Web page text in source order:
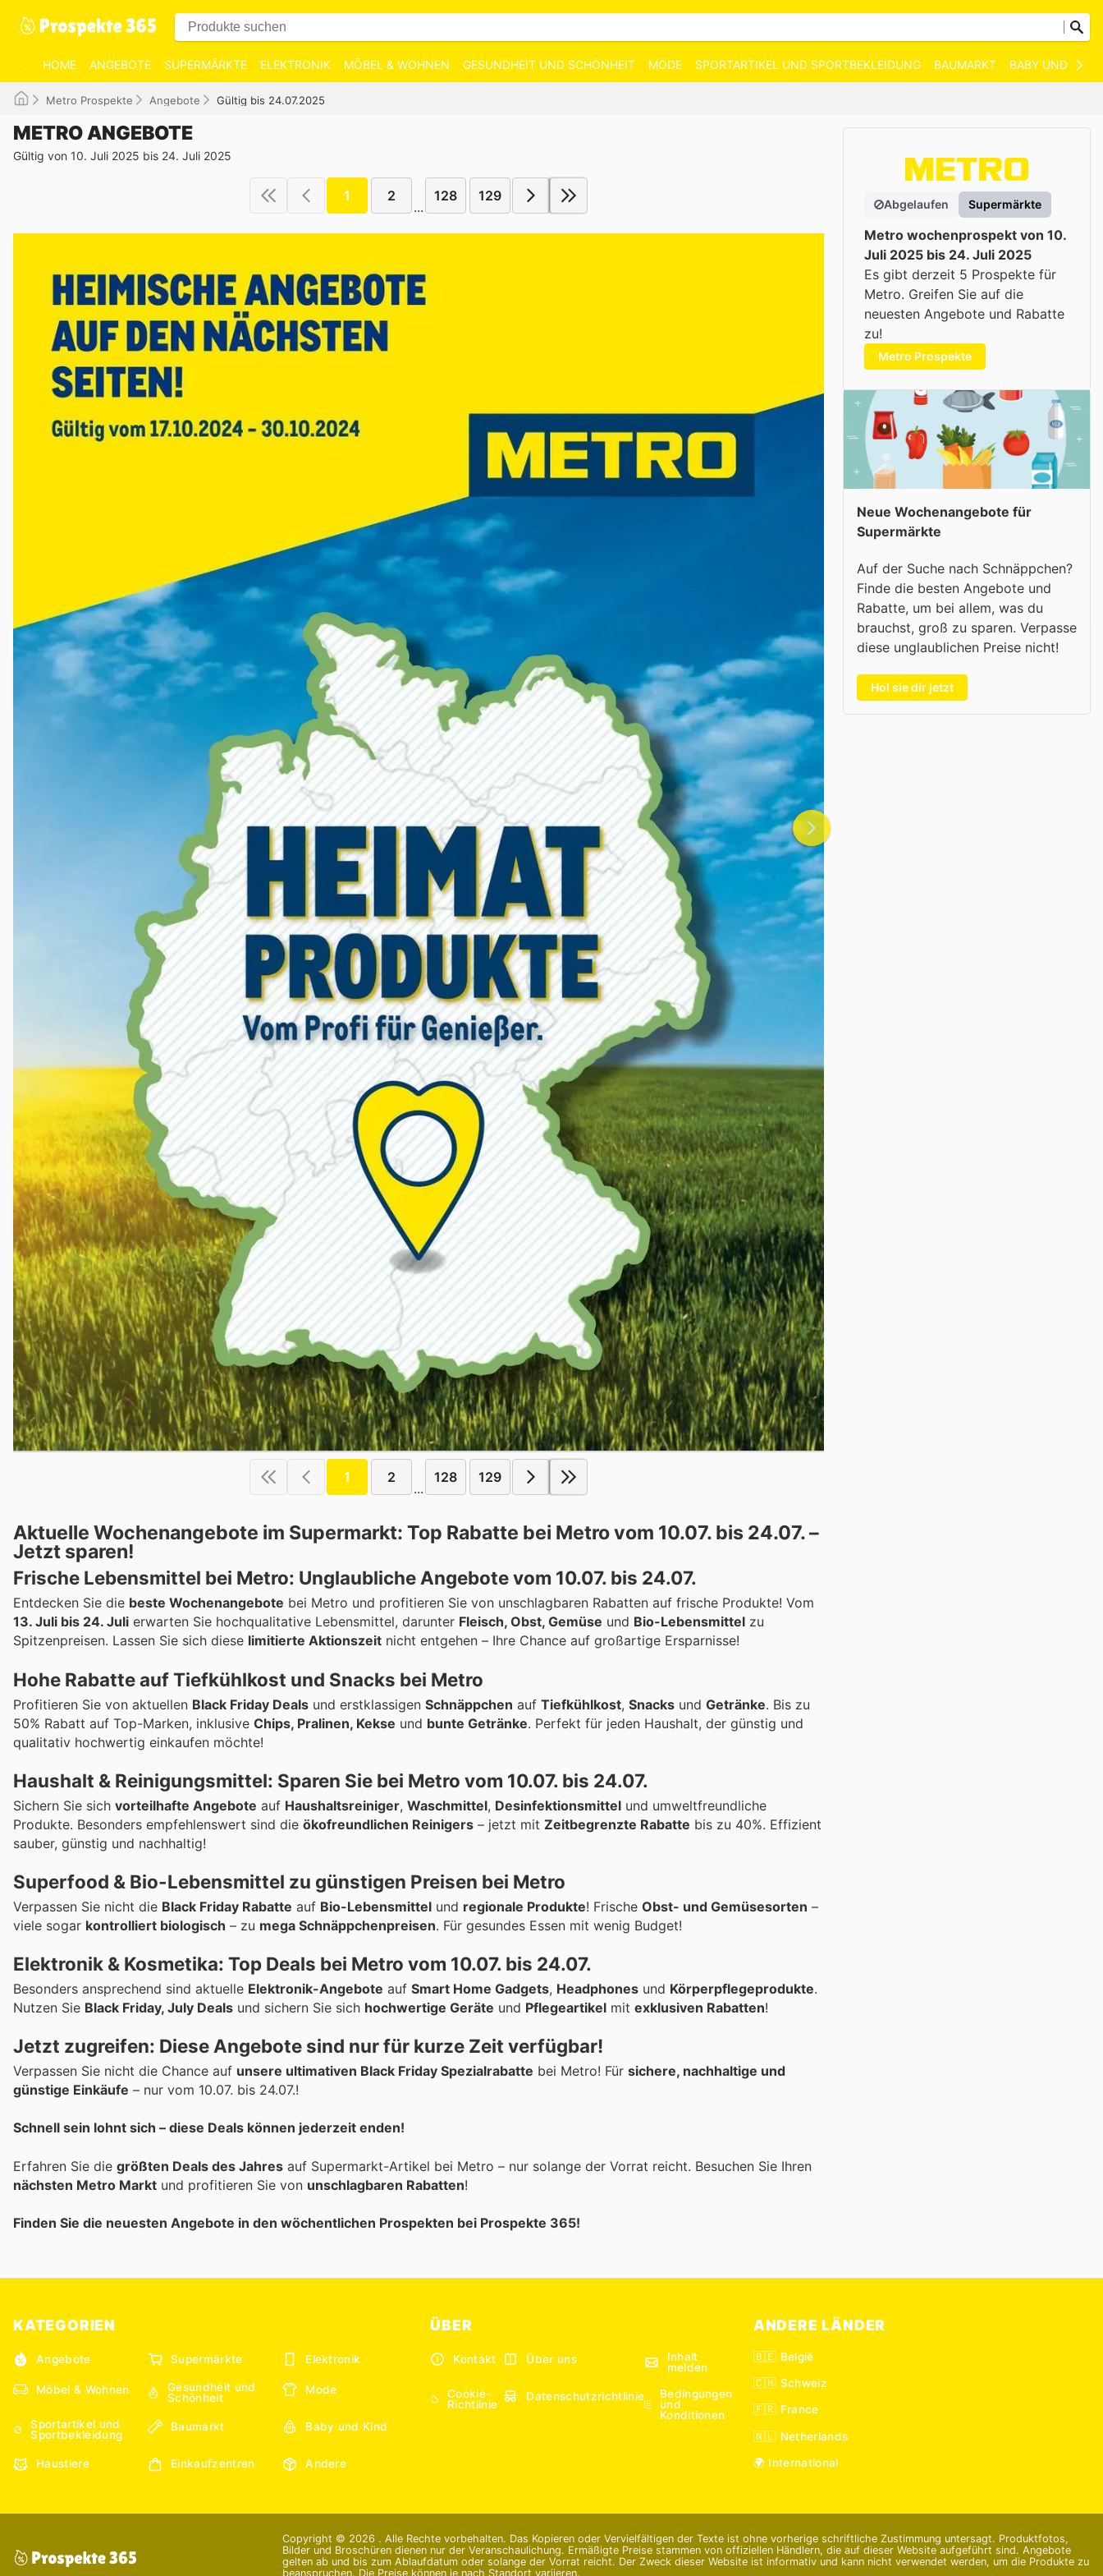
HOME ANGEBOTE SUPERMÄRKTE ELEKTRONIK MÖBEL & WOHNEN GESUNDHEIT UND SCHÖNHEIT MODE SPORTARTIKEL UND SPORTBEKLEIDUNG BAUMARKT BABY UND KIND
Metro Prospekte Angebote Gültig bis 24.07.2025
METRO ANGEBOTE
Gültig von 10. Juli 2025 bis 24. Juli 2025
1 2
...
128 129
1 2
...
128 129
Aktuelle Wochenangebote im Supermarkt: Top Rabatte bei Metro vom 10.07. bis 24.07. –
Jetzt sparen!
Frische Lebensmittel bei Metro: Unglaubliche Angebote vom 10.07. bis 24.07.
Entdecken Sie die beste Wochenangebote bei Metro und profitieren Sie von unschlagbaren Rabatten auf frische Produkte! Vom
13. Juli bis 24. Juli erwarten Sie hochqualitative Lebensmittel, darunter Fleisch, Obst, Gemüse und Bio-Lebensmittel zu
Spitzenpreisen. Lassen Sie sich diese limitierte Aktionszeit nicht entgehen – Ihre Chance auf großartige Ersparnisse!
Hohe Rabatte auf Tiefkühlkost und Snacks bei Metro
Profitieren Sie von aktuellen Black Friday Deals und erstklassigen Schnäppchen auf Tiefkühlkost, Snacks und Getränke. Bis zu
50% Rabatt auf Top-Marken, inklusive Chips, Pralinen, Kekse und bunte Getränke. Perfekt für jeden Haushalt, der günstig und
qualitativ hochwertig einkaufen möchte!
Haushalt & Reinigungsmittel: Sparen Sie bei Metro vom 10.07. bis 24.07.
Sichern Sie sich vorteilhafte Angebote auf Haushaltsreiniger, Waschmittel, Desinfektionsmittel und umweltfreundliche
Produkte. Besonders empfehlenswert sind die ökofreundlichen Reinigers – jetzt mit Zeitbegrenzte Rabatte bis zu 40%. Effizient
sauber, günstig und nachhaltig!
Superfood & Bio-Lebensmittel zu günstigen Preisen bei Metro
Verpassen Sie nicht die Black Friday Rabatte auf Bio-Lebensmittel und regionale Produkte! Frische Obst- und Gemüsesorten –
viele sogar kontrolliert biologisch – zu mega Schnäppchenpreisen. Für gesundes Essen mit wenig Budget!
Elektronik & Kosmetika: Top Deals bei Metro vom 10.07. bis 24.07.
Besonders ansprechend sind aktuelle Elektronik-Angebote auf Smart Home Gadgets, Headphones und Körperpflegeprodukte.
Nutzen Sie Black Friday, July Deals und sichern Sie sich hochwertige Geräte und Pflegeartikel mit exklusiven Rabatten!
Jetzt zugreifen: Diese Angebote sind nur für kurze Zeit verfügbar!
Verpassen Sie nicht die Chance auf unsere ultimativen Black Friday Spezialrabatte bei Metro! Für sichere, nachhaltige und
günstige Einkäufe – nur vom 10.07. bis 24.07.!
Schnell sein lohnt sich – diese Deals können jederzeit enden!
Erfahren Sie die größten Deals des Jahres auf Supermarkt-Artikel bei Metro – nur solange der Vorrat reicht. Besuchen Sie Ihren
nächsten Metro Markt und profitieren Sie von unschlagbaren Rabatten!
Finden Sie die neuesten Angebote in den wöchentlichen Prospekten bei Prospekte 365!
Abgelaufen Supermärkte
Metro wochenprospekt von 10.
Juli 2025 bis 24. Juli 2025
Es gibt derzeit 5 Prospekte für
Metro. Greifen Sie auf die
neuesten Angebote und Rabatte
zu!
Metro Prospekte
Neue Wochenangebote für
Supermärkte
Auf der Suche nach Schnäppchen?
Finde die besten Angebote und
Rabatte, um bei allem, was du
brauchst, groß zu sparen. Verpasse
diese unglaublichen Preise nicht!
Hol sie dir jetzt
KATEGORIEN
Angebote Supermärkte Elektronik
Möbel & Wohnen
Gesundheit und
Schönheit
Mode
Sportartikel und
Sportbekleidung
Baumarkt Baby und Kind
Haustiere Einkaufzentren Andere
ÜBER
Kontakt Über uns
Inhalt
melden
Cookie-
Richtlinie
Datenschutzrichtlinie
Bedingungen
und
Konditionen
ANDERE LÄNDER
🇧🇪 België
🇨🇭 Schweiz
🇫🇷 France
🇳🇱 Netherlands
🌍 International
Copyright © 2026 . Alle Rechte vorbehalten. Das Kopieren oder Vervielfältigen der Texte ist ohne vorherige schriftliche Zustimmung untersagt. Produktfotos,
Bilder und Broschüren dienen nur der Veranschaulichung. Ermäßigte Preise stammen von offiziellen Händlern, die auf dieser Website aufgeführt sind. Angebote
gelten ab und bis zum Ablaufdatum oder solange der Vorrat reicht. Der Zweck dieser Website ist informativ und kann nicht verwendet werden, um die Produkte zu
beanspruchen. Die Preise können je nach Standort variieren.